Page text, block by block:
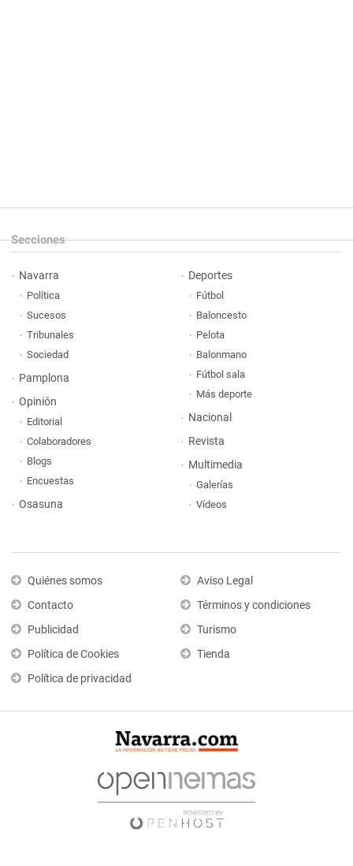
Secciones
Navarra
Política
Sucesos
Tribunales
Sociedad
Pamplona
Opinión
Editorial
Colaboradores
Blogs
Encuestas
Osasuna
Deportes
Fútbol
Baloncesto
Pelota
Balonmano
Fútbol sala
Más deporte
Nacional
Revista
Multimedia
Galerías
Vídeos
Quiénes somos
Contacto
Publicidad
Política de Cookies
Política de privacidad
Aviso Legal
Términos y condiciones
Turismo
Tienda